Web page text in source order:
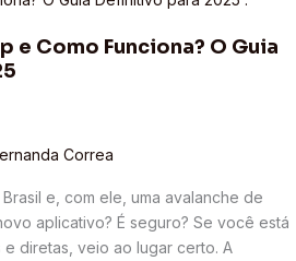
e Como Funciona? O Guia
Correa
e, com ele, uma avalanche de
aplicativo? É seguro? Se você está
diretas, veio ao lugar certo. A